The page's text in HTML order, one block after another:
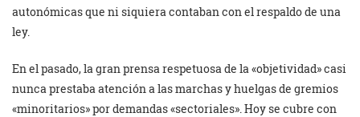
autonómicas que ni siquiera contaban con el respaldo de una
ley.
En el pasado, la gran prensa respetuosa de la «objetividad» casi
nunca prestaba atención a las marchas y huelgas de gremios
«minoritarios» por demandas «sectoriales». Hoy se cubre con